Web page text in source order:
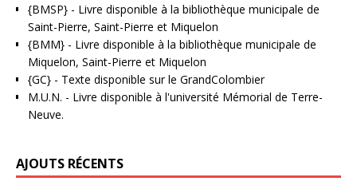
{BMSP} - Livre disponible à la bibliothèque municipale de
Saint-Pierre, Saint-Pierre et Miquelon
{BMM} - Livre disponible à la bibliothèque municipale de
Miquelon, Saint-Pierre et Miquelon
{GC} - Texte disponible sur le GrandColombier
M.U.N. - Livre disponible à l'université Mémorial de Terre-
Neuve.
AJOUTS RÉCENTS